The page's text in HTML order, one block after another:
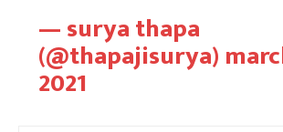
— surya thapa
(@thapajisurya)
2021